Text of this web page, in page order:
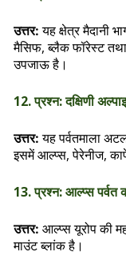
उत्तर: यह क्षेत्र मैदानी
मैसिफ, ब्लैक फॉरेस्ट
उपजाऊ है।
12. प्रश्न: दक्षिणी
उत्तर:यह पर्वतमाला
इसमें आल्प्स, पेरेनीज,
13. प्रश्न: आल्प्स पर्वत
उत्तर: आल्प्स यूरोप की
माउंट ब्लांक है।